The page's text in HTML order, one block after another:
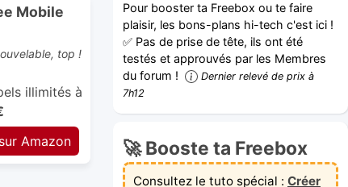
Mobile
top !
illimités à
Amazon
Pour booster ta Freebox ou te faire
plaisir, les bons-plans hi-tech c'est ici !
✅ Pas de prise de tête, ils ont été
testés et approuvés par les Membres
du forum !
Dernier relevé de prix à
7h12
🚀 Booste ta Freebox
Consultez le tuto spécial : Créer